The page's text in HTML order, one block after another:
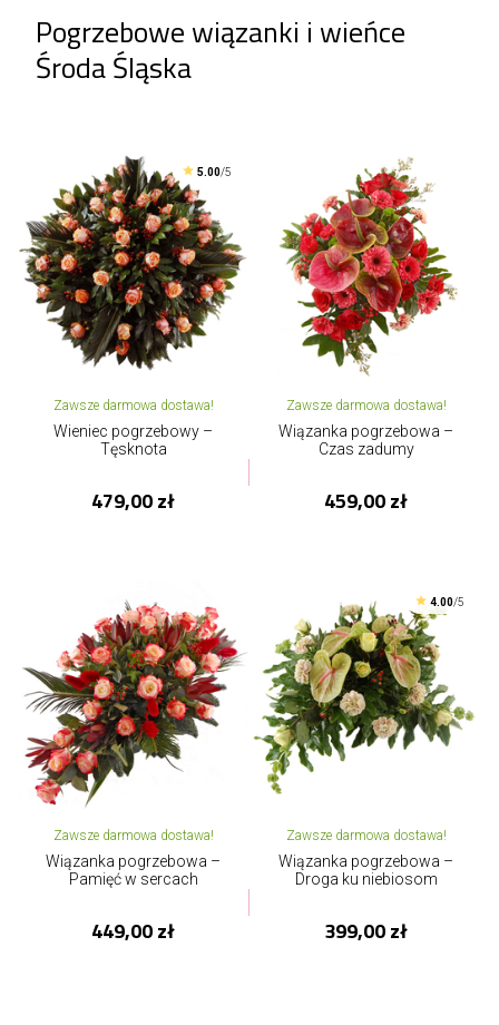
Pogrzebowe wiązanki i wieńce
Środa Śląska
5.00/5
Zawsze darmowa dostawa!
Wieniec pogrzebowy –
Tęsknota
479,00 zł
Zawsze darmowa dostawa!
Wiązanka pogrzebowa –
Czas zadumy
459,00 zł
Zawsze darmowa dostawa!
Wiązanka pogrzebowa –
Pamięć w sercach
449,00 zł
4.00/5
Zawsze darmowa dostawa!
Wiązanka pogrzebowa –
Droga ku niebiosom
399,00 zł